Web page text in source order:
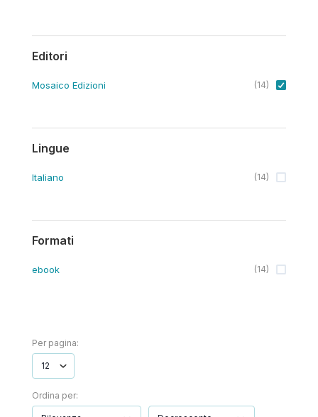
Editori
Mosaico Edizioni (14)
Lingue
Italiano (14)
Formati
ebook (14)
Per pagina:
Ordina per: